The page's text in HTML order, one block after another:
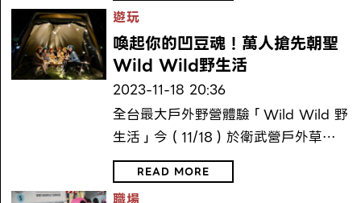
遊玩
喚起你的凹豆魂！萬人搶先朝聖
Wild Wild野生活
2023-11-18 20:36
全台最大戶外野營體驗「Wild Wild 野
生活」今（11/18）於衛武營戶外草…
READ MORE
職場